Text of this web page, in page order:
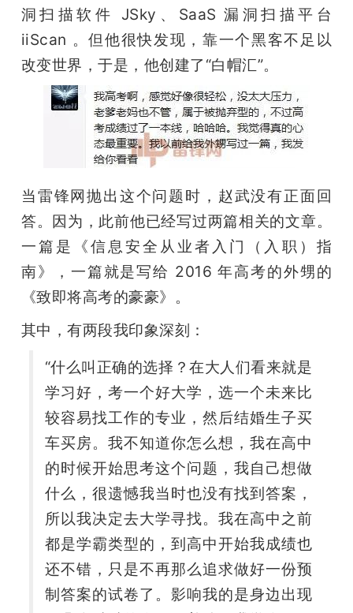
洞扫描软件 JSky、SaaS 漏洞扫描平台
iiScan 。但他很快发现，靠一个黑客不足以
改变世界，于是，他创建了“白帽汇”。
当雷锋网抛出这个问题时，赵武没有正面回
答。因为，此前他已经写过两篇相关的文章。
一篇是《信息安全从业者入门（入职）指
南》，一篇就是写给 2016 年高考的外甥的
《致即将高考的豪豪》。
其中，有两段我印象深刻：
“什么叫正确的选择？在大人们看来就是
学习好，考一个好大学，选一个未来比
较容易找工作的专业，然后结婚生子买
车买房。我不知道你怎么想，我在高中
的时候开始思考这个问题，我自己想做
什么，很遗憾我当时也没有找到答案，
所以我决定去大学寻找。我在高中之前
都是学霸类型的，到高中开始我成绩也
还不错，只是不再那么追求做好一份预
制答案的试卷了。影响我的是身边出现